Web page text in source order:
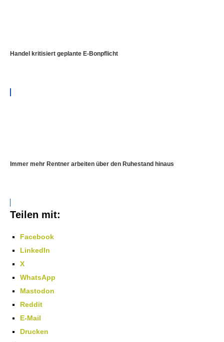
Handel kritisiert geplante E-Bonpflicht
Immer mehr Rentner arbeiten über den Ruhestand hinaus
Teilen mit:
Facebook
LinkedIn
X
WhatsApp
Mastodon
Reddit
E-Mail
Drucken